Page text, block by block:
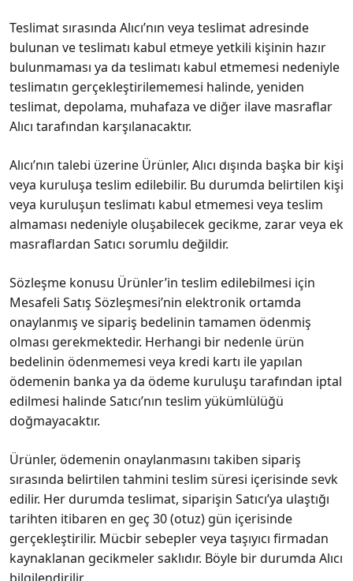
Teslimat sırasında Alıcı’nın veya teslimat adresinde
bulunan ve teslimatı kabul etmeye yetkili kişinin hazır
bulunmaması ya da teslimatı kabul etmemesi nedeniyle
teslimatın gerçekleştirilememesi halinde, yeniden
teslimat, depolama, muhafaza ve diğer ilave masraflar
Alıcı tarafından karşılanacaktır.
Alıcı’nın talebi üzerine Ürünler, Alıcı dışında başka bir kişi
veya kuruluşa teslim edilebilir. Bu durumda belirtilen kişi
veya kuruluşun teslimatı kabul etmemesi veya teslim
almaması nedeniyle oluşabilecek gecikme, zarar veya ek
masraflardan Satıcı sorumlu değildir.
Sözleşme konusu Ürünler’in teslim edilebilmesi için
Mesafeli Satış Sözleşmesi’nin elektronik ortamda
onaylanmış ve sipariş bedelinin tamamen ödenmiş
olması gerekmektedir. Herhangi bir nedenle ürün
bedelinin ödenmemesi veya kredi kartı ile yapılan
ödemenin banka ya da ödeme kuruluşu tarafından iptal
edilmesi halinde Satıcı’nın teslim yükümlülüğü
doğmayacaktır.
Ürünler, ödemenin onaylanmasını takiben sipariş
sırasında belirtilen tahmini teslim süresi içerisinde sevk
edilir. Her durumda teslimat, siparişin Satıcı’ya ulaştığı
tarihten itibaren en geç 30 (otuz) gün içerisinde
gerçekleştirilir. Mücbir sebepler veya taşıyıcı firmadan
kaynaklanan gecikmeler saklıdır. Böyle bir durumda Alıcı